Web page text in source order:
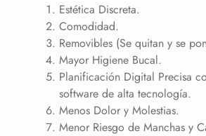
Estética Discreta.
Comodidad.
Removibles (Se quitan y se
Mayor Higiene Bucal.
Planificación Digital Precisa
software de alta tecnología.
Menos Dolor y Molestias.
Menor Riesgo de Manchas y